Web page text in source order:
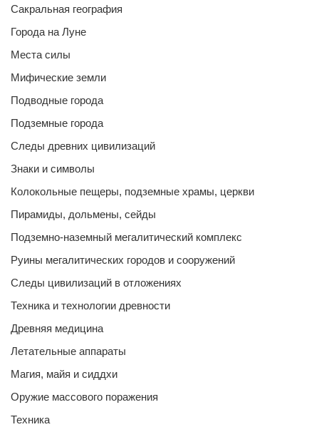
Сакральная география
Города на Луне
Места силы
Мифические земли
Подводные города
Подземные города
Следы древних цивилизаций
Знаки и символы
Колокольные пещеры, подземные храмы, церкви
Пирамиды, дольмены, сейды
Подземно-наземный мегалитический комплекс
Руины мегалитических городов и сооружений
Следы цивилизаций в отложениях
Техника и технологии древности
Древняя медицина
Летательные аппараты
Магия, майя и сиддхи
Оружие массового поражения
Техника